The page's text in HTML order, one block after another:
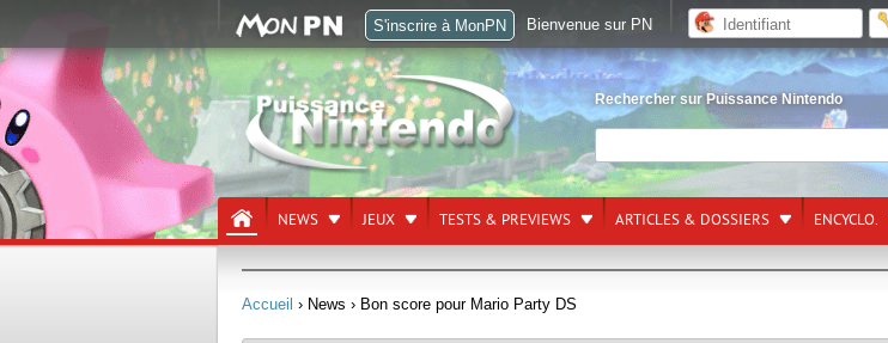
Rechercher sur Puissance Nintendo
NEWS JEUX TESTS & PREVIEWS ARTICLES & DOSSIERS ENCYCLO.
Accueil › News › Bon score pour Mario Party DS
S'inscrire à MonPN Bienvenue sur PN